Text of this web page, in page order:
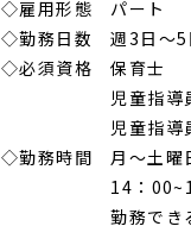
◇雇用形態 パート
◇勤務日数 週3日～5
◇必須資格 保育士
児童指導
児童指導員
◇勤務時間 月～土曜
14：00~18
勤務できる方